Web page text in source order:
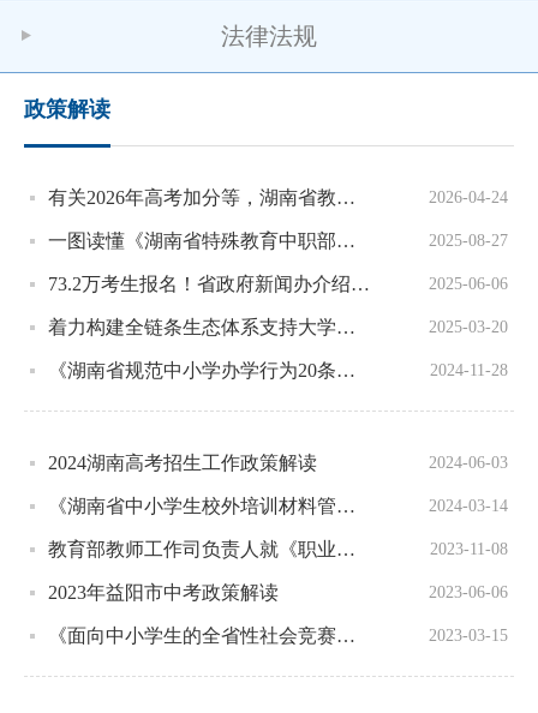
法律法规
政策解读
有关2026年高考加分等，湖南省教育考试院最新通知 2026-04-24
一图读懂《湖南省特殊教育中职部（班）设置标准》 2025-08-27
73.2万考生报名！省政府新闻办介绍2025年湖南省高考工作有关情况 2025-06-06
着力构建全链条生态体系支持大学生创业——《湖南省大力支持大学生创业若干政策措施》解读 2025-03-20
《湖南省规范中小学办学行为20条规定》政策解读 2024-11-28
2024湖南高考招生工作政策解读 2024-06-03
《湖南省中小学生校外培训材料管理实施细则》解读 2024-03-14
教育部教师工作司负责人就《职业学校兼职教师管理办法》答记者问 2023-11-08
2023年益阳市中考政策解读 2023-06-06
《面向中小学生的全省性社会竞赛活动管理办法》政策解读 2023-03-15